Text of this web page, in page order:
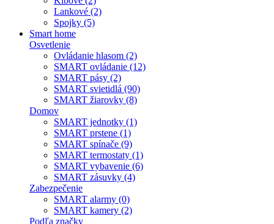
Lankové (2)
Spojky (5)
Smart home
Osvetlenie
Ovládanie hlasom (2)
SMART ovládanie (12)
SMART pásy (2)
SMART svietidlá (90)
SMART žiarovky (8)
Domov
SMART jednotky (1)
SMART prstene (1)
SMART spínače (9)
SMART termostaty (1)
SMART vybavenie (6)
SMART zásuvky (4)
Zabezpečenie
SMART alarmy (0)
SMART kamery (2)
Podľa značky